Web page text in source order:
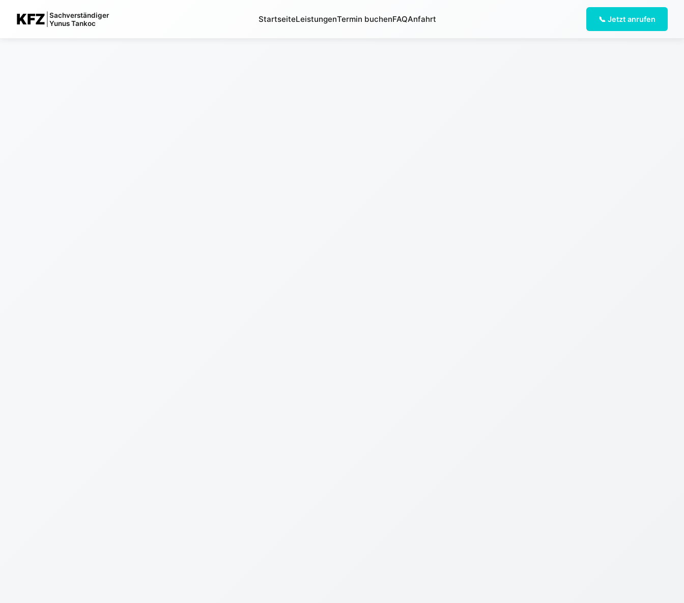
KFZ Sachverständiger
Yunus Tankoc
StartseiteLeistungenTermin buchenFAQAnfahrt 📞 Jetzt anrufen